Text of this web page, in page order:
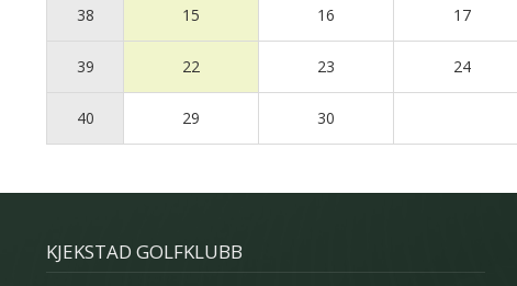
38 15 16 17
39 22 23 24
40 29 30
KJEKSTAD GOLFKLUBB